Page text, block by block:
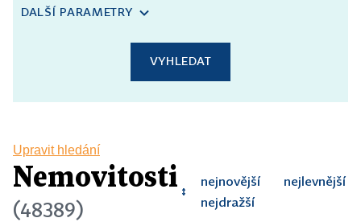
DALŠÍ PARAMETRY
VYHLEDAT
Upravit hledání
Nemovitosti
(48389)
↕
nejnovější
↕
nejlevnější
↕
nejdražší